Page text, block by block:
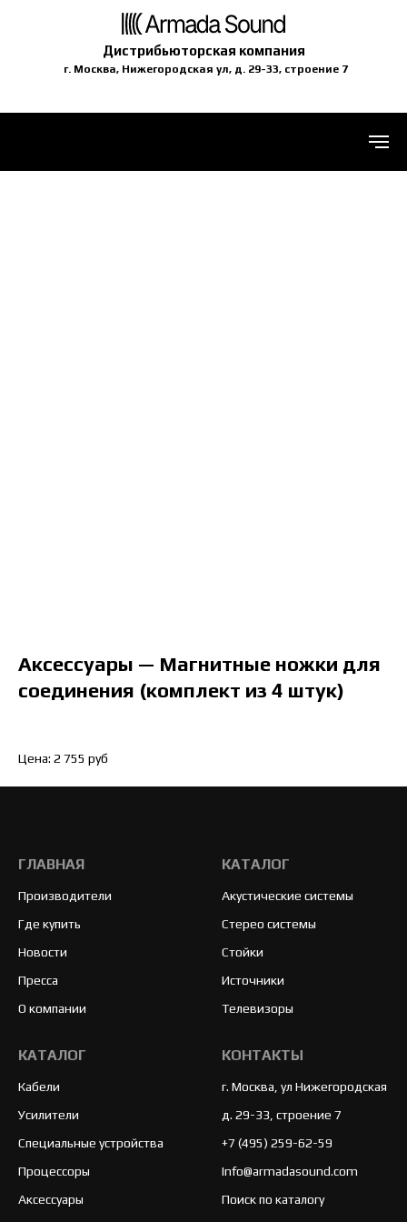
Дистрибьюторская компания
г. Москва, Нижегородская ул, д. 29-33, строение 7
Аксессуары — Магнитные ножки для
соединения (комплект из 4 штук)
Цена: 2 755 руб
ГЛАВНАЯ
Производители
Где купить
Новости
Пресса
О компании
КАТАЛОГ
Акустические системы
Стерео системы
Стойки
Источники
Телевизоры
КАТАЛОГ
Кабели
Усилители
Специальные устройства
Процессоры
Аксессуары
КОНТАКТЫ
г. Москва, ул Нижегородская
д. 29-33, строение 7
+7 (495) 259-62-59
Info@armadasound.com
Поиск по каталогу